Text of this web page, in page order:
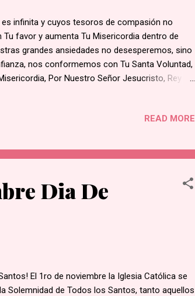
es infinita y cuyos tesoros de compasión no
favor y aumenta Tu Misericordia dentro de
grandes ansiedades no desesperemos, sino
nos conformemos con Tu Santa Voluntad,
Por Nuestro Señor Jesucristo, Rey de
READ MORE
Dia De
El 1ro de noviembre la Iglesia Católica se
Solemnidad de Todos los Santos, tanto aquellos